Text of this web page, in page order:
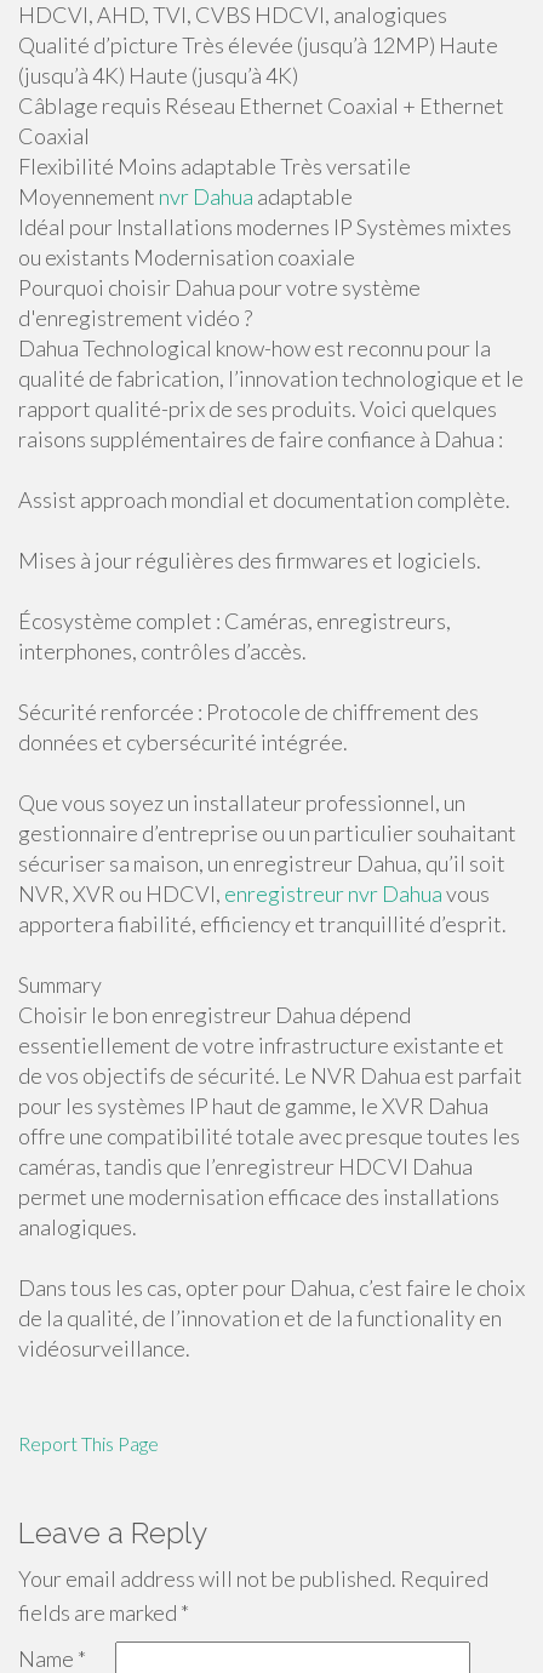
HDCVI, AHD, TVI, CVBS HDCVI, analogiques
Qualité d’picture Très élevée (jusqu’à 12MP) Haute
(jusqu’à 4K) Haute (jusqu’à 4K)
Câblage requis Réseau Ethernet Coaxial + Ethernet
Coaxial
Flexibilité Moins adaptable Très versatile
Moyennement nvr Dahua adaptable
Idéal pour Installations modernes IP Systèmes mixtes
ou existants Modernisation coaxiale
Pourquoi choisir Dahua pour votre système
d'enregistrement vidéo ?
Dahua Technological know-how est reconnu pour la
qualité de fabrication, l’innovation technologique et le
rapport qualité-prix de ses produits. Voici quelques
raisons supplémentaires de faire confiance à Dahua :
Assist approach mondial et documentation complète.
Mises à jour régulières des firmwares et logiciels.
Écosystème complet : Caméras, enregistreurs,
interphones, contrôles d’accès.
Sécurité renforcée : Protocole de chiffrement des
données et cybersécurité intégrée.
Que vous soyez un installateur professionnel, un
gestionnaire d’entreprise ou un particulier souhaitant
sécuriser sa maison, un enregistreur Dahua, qu’il soit
NVR, XVR ou HDCVI, enregistreur nvr Dahuavous
apportera fiabilité, efficiency et tranquillité d’esprit.
Summary
Choisir le bon enregistreur Dahua dépend
essentiellement de votre infrastructure existante et
de vos objectifs de sécurité. Le NVR Dahua est parfait
pour les systèmes IP haut de gamme, le XVR Dahua
offre une compatibilité totale avec presque toutes les
caméras, tandis que l’enregistreur HDCVI Dahua
permet une modernisation efficace des installations
analogiques.
Dans tous les cas, opter pour Dahua, c’est faire le choix
de la qualité, de l’innovation et de la functionality en
vidéosurveillance.
Report This Page
Leave a Reply
Your email address will not be published. Required
fields are marked *
Name *